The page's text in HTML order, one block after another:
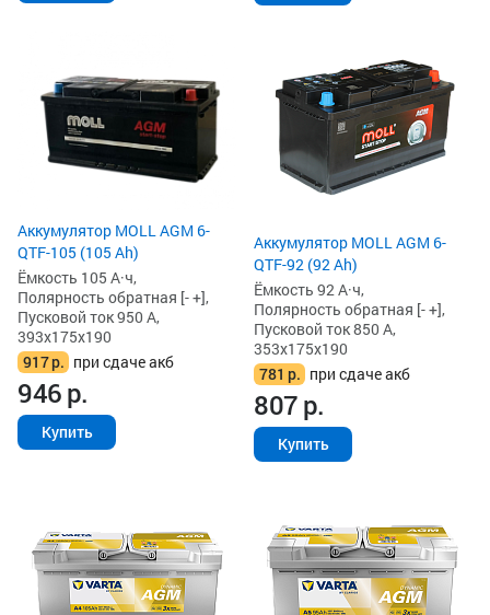
Аккумулятор MOLL AGM 6-
QTF-105 (105 Ah)
Ёмкость 105 А·ч,
Полярность обратная [- +],
Пусковой ток 950 А,
393x175x190
917р. при сдаче акб
946р.
Купить
Аккумулятор MOLL AGM 6-
QTF-92 (92 Ah)
Ёмкость 92 А·ч,
Полярность обратная [- +],
Пусковой ток 850 А,
353x175x190
781 р. при сдаче акб
807р.
Купить